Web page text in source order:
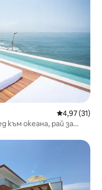
Средна
4,97 (31)
към океана, рай за